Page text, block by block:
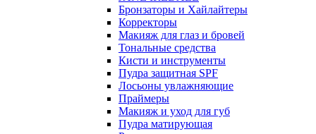
Бронзаторы и Хайлайтеры
Корректоры
Макияж для глаз и бровей
Тональные средства
Кисти и инструменты
Пудра защитная SPF
Лосьоны увлажняющие
Праймеры
Макияж и уход для губ
Пудра матирующая